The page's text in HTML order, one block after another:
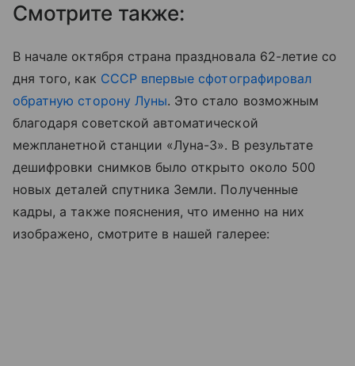
Смотрите также:
В начале октября страна праздновала 62-летие со
дня того, как СССР впервые сфотографировал
обратную сторону Луны. Это стало возможным
благодаря советской автоматической
межпланетной станции «Луна-3». В результате
дешифровки снимков было открыто около 500
новых деталей спутника Земли. Полученные
кадры, а также пояснения, что именно на них
изображено, смотрите в нашей галерее: